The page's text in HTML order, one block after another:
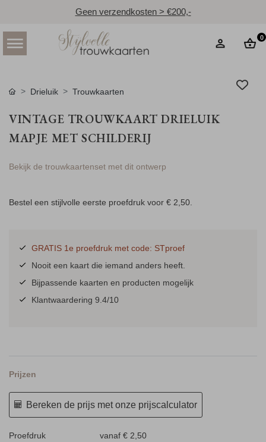
Geen verzendkosten > €200,-
0
Drieluik Trouwkaarten
VINTAGE TROUWKAART DRIELUIK
MAPJE MET SCHILDERIJ
Bekijk de trouwkaartenset met dit ontwerp
Bestel een stijlvolle eerste proefdruk voor € 2,50.
GRATIS 1e proefdruk met code: STproef
Nooit een kaart die iemand anders heeft.
Bijpassende kaarten en producten mogelijk
Klantwaardering 9.4/10
Prijzen
Bereken de prijs met onze prijscalculator
Proefdruk
vanaf € 2,50